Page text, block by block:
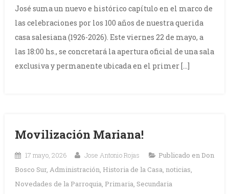
José suma un nuevo e histórico capítulo en el marco de
las celebraciones por los 100 años de nuestra querida
casa salesiana (1926-2026). Este viernes 22 de mayo, a
las 18:00 hs., se concretará la apertura oficial de una sala
exclusiva y permanente ubicada en el primer […]
Movilización Mariana!
17 mayo, 2026 Jose Antonio Rojas Publicado en Don
Bosco Sur, Administración, Historia de la Casa, noticias,
Novedades de la Parroquia, Primaria, Secundaria